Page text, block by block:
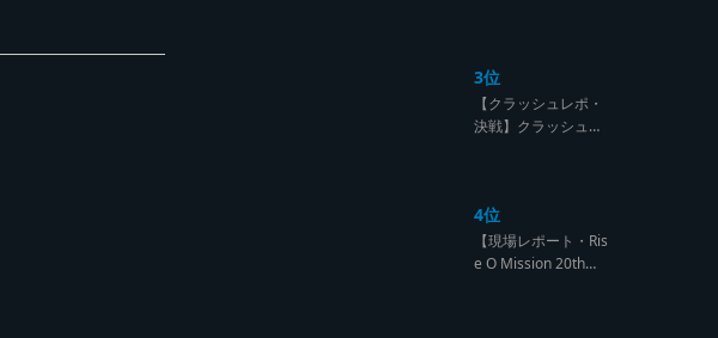
ASH【レゲエサウン
ド クラッシュレポー
ト】
3位
【クラッシュレポ・
決戦】クラッシュ戦
Down レゲエサウン
ド クラッシュレポー
ト】
4位
【現場レポート・Ris
e O Mission 20th】